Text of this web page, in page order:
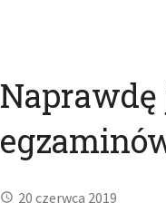
20 czerwca 2019